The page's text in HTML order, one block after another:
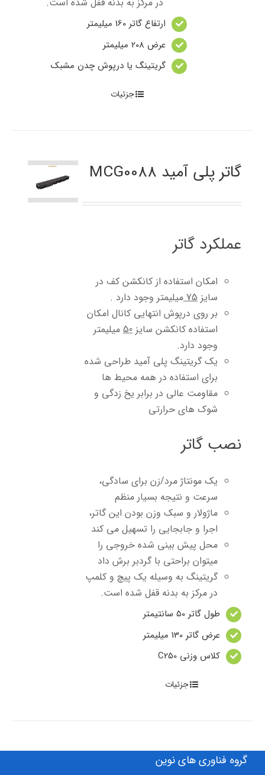
ارتفاع گاتر 160 میلیمتر
عرض 208 میلیمتر
گریتینگ یا درپوش چدن مشبک
جزئیات
گاتر پلی آمید MCG0088
عملکرد گاتر
امکان استفاده از کانکشن کف در
سایز75 میلیمتر وجود دارد .
بر روی درپوش انتهایی کانال امکان
استفاده کانکشن سایز50 میلیمتر
وجود دارد.
یک گریتینگ پلی آمید طراحی شده
برای استفاده در همه محیط ها
مقاومت عالی در برابر یخ زدگی و
شوک های حرارتی
نصب گاتر
یک مونتاژ مرد/زن برای سادگی،
سرعت و نتیجه بسیار منظم
ماژولار و سبک وزن بودن این گاتر،
اجرا و جابجایی را تسهیل می کند
محل پیش بینی شده خروجی را
میتوان براحتی با گردبر برش داد
گریتینگ به وسیله یک پیچ و کلمپ
در مرکز به بدنه قفل شده است.
طول گاتر 50 سانتیمتر
عرض گاتر 130 میلیمتر
کلاس وزنی C250
جزئیات
گروه فناوری های نوین